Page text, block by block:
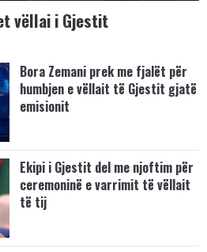
vëllai i Gjestit
Bora Zemani prek me fjalët për
humbjen e vëllait të Gjestit gjatë
emisionit
Ekipi i Gjestit del me njoftim për
ceremoninë e varrimit të vëllait
të tij